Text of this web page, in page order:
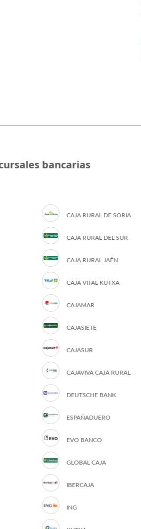
bancarias
CAJA RURAL DE SORIA
CAJA RURAL DEL SUR
CAJA RURAL JAÉN
CAJA VITAL KUTXA
CAJAMAR
CAJASIETE
CAJASUR
CAJAVIVA CAJA RURAL
DEUTSCHE BANK
ESPAÑADUERO
EVO BANCO
GLOBAL CAJA
IBERCAJA
ING